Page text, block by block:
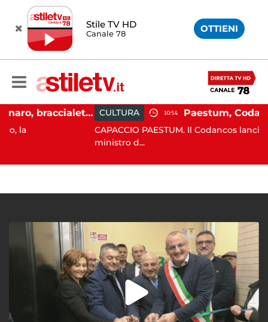
Stile TV HD
Canale 78 OTTIENI
Martina Carbonaro, braccialetto elettronico per i genitori della 14enne uccisa dall'ex CULTURA 10:54
CAPACCIO PAESTUM. Il Codancos lancia un
ministro d...